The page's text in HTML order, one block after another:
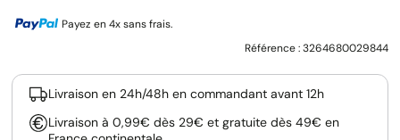
Payez en 4x sans frais.
Référence :3264680029844
Livraison en 24h/48h en commandant avant 12h
Livraison à 0,99€ dès 29€ et gratuite dès 49€ en